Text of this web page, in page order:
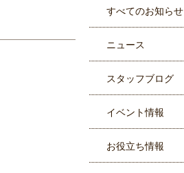
すべてのお知らせ
ニュース
スタッフブログ
イベント情報
お役立ち情報